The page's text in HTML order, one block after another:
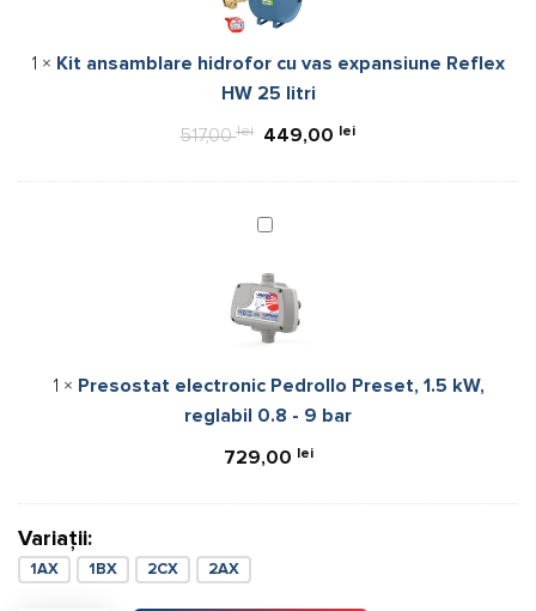
vas
Reflex
HW
25
1 × Kit ansamblare hidrofor cu vas expansiune Reflex
HW 25 litri
517,00lei
Prețul
fost:
449,00 leiPrețul
Presostat
Pedrollo
Preset,
1.5
reglabil
0.8
bar
1 × Presostat electronic Pedrollo Preset, 1.5 kW,
reglabil 0.8 - 9 bar
729,00 lei
Variații:
1AX 1BX 2CX 2AX